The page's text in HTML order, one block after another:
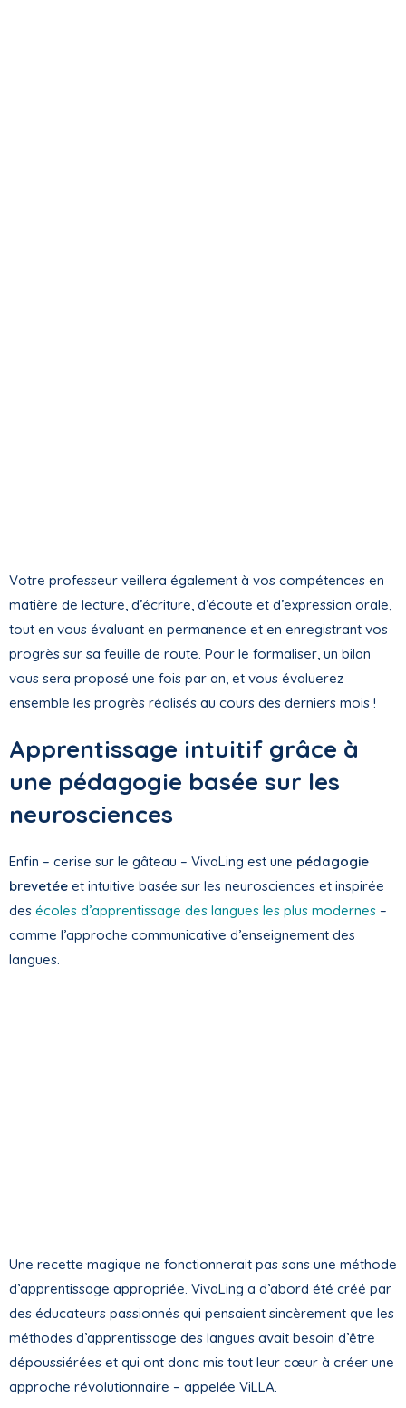
Votre professeur veillera également à vos compétences en
matière de lecture, d’écriture, d’écoute et d’expression orale,
tout en vous évaluant en permanence et en enregistrant vos
progrès sur sa feuille de route. Pour le formaliser, un bilan
vous sera proposé une fois par an, et vous évaluerez
ensemble les progrès réalisés au cours des derniers mois !
Apprentissage intuitif grâce à
une pédagogie basée sur les
neurosciences
Enfin – cerise sur le gâteau – VivaLing est une pédagogie
brevetée et intuitive basée sur les neurosciences et inspirée
des écoles d’apprentissage des langues les plus modernes –
comme l’approche communicative d’enseignement des
langues.
Une recette magique ne fonctionnerait pas sans une méthode
d’apprentissage appropriée. VivaLing a d’abord été créé par
des éducateurs passionnés qui pensaient sincèrement que les
méthodes d’apprentissage des langues avait besoin d’être
dépoussiérées et qui ont donc mis tout leur cœur à créer une
approche révolutionnaire – appelée ViLLA.